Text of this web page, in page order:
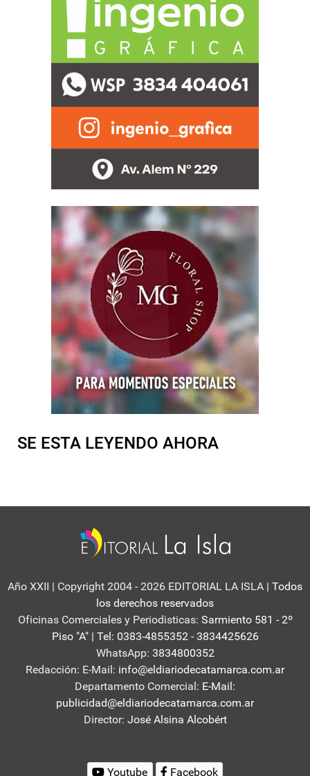
SE ESTA LEYENDO AHORA
Año XXII | Copyright 2004 - 2026 EDITORIAL LA ISLA | Todos
los derechos reservados
Oficinas Comerciales y Periodisticas: Sarmiento 581 - 2º
Piso "A" | Tel: 0383-4855352 - 3834425626
WhatsApp: 3834800352
Redacción: E-Mail: info@eldiariodecatamarca.com.ar
Departamento Comercial: E-Mail:
publicidad@eldiariodecatamarca.com.ar
Director: José Alsina Alcobért
Youtube Facebook